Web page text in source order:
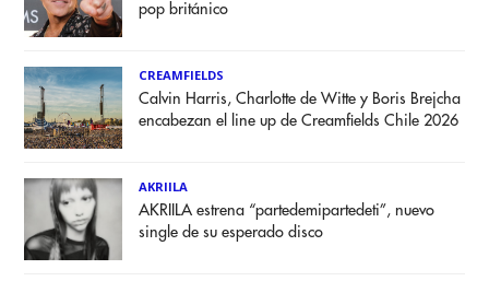
pop británico
CREAMFIELDS
Calvin Harris, Charlotte de Witte y Boris Brejcha
encabezan el line up de Creamfields Chile 2026
AKRIILA
AKRIILA estrena “partedemipartedeti”, nuevo
single de su esperado disco